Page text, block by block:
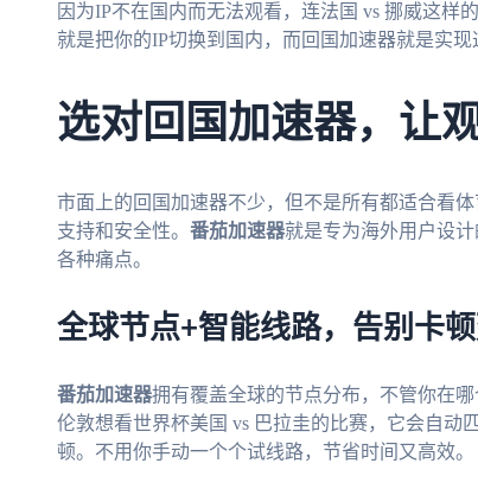
因为IP不在国内而无法观看，连法国 vs 挪威这样
就是把你的IP切换到国内，而回国加速器就是实现
选对回国加速器，让
市面上的回国加速器不少，但不是所有都适合看
支持和安全性。 番茄加速器就是专为海外用户设
各种痛点。
全球节点+智能线路，告别卡
番茄加速器拥有覆盖全球的节点分布，不管你在
伦敦想看世界杯美国 vs 巴拉圭的比赛，它会自动
顿。不用你手动一个个试线路，节省时间又高效。